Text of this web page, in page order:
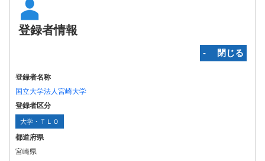
登録者情報
‐ 閉じる
登録者名称
国立大学法人宮崎大学
登録者区分
大学・ＴＬＯ
都道府県
宮崎県